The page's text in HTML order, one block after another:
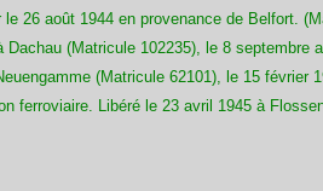
le 26 août 1944 en provenance de Belfort.
Dachau (Matricule 102235), le 8 septembre
(Matricule 62101), le 15 février
ferroviaire. Libéré le 23 avril 1945 à